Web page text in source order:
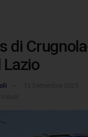
di
Lazio